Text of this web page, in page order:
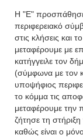
Η "Ε" προσπάθησε
περιφερειακό
στις κλήσεις και
μεταφέρουμε με
κατήγγειλε τον
(σύμφωνα με τον
υποψήφιος
το κόμμα τις
μεταφέρουμε την
ζήτησε τη
καθώς είναι ο